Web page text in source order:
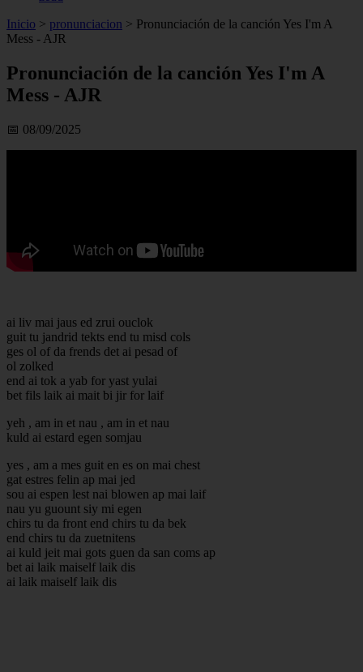
Inicio > pronunciacion > Pronunciación de la canción Yes I'm A
Mess - AJR
Pronunciación de la canción Yes I'm A
Mess - AJR
📅 08/09/2025
ai liv mai jaus ed zrui ouclok
guit tu jandrid tekts end tu misd cols
ges ol of da frends det ai pesad of
ol zolked
end ai tok a yab for yast yulai
bet fils laik ai mait bi jir for laif
yeh , am in et nau , am in et nau
kuld ai estard egen somjau
yes , am a mes guit en es on mai chest
gat estres felin ap mai jed
sou ai espen lest nai blowen ap mai laif
nau yu guount siy mi egen
chirs tu da front end chirs tu da bek
end chirs tu da zuetnitens
ai kuld jeit mai gots guen da san coms ap
bet ai laik maiself laik dis
ai laik maiself laik dis